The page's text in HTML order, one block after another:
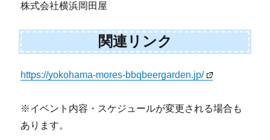
株式会社横浜岡田屋
関連リンク
https://yokohama-mores-bbqbeergarden.jp/
※イベント内容・スケジュールが変更される場合も
あります。